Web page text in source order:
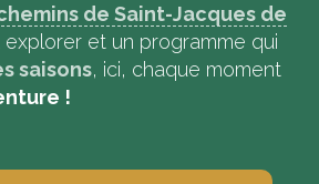
de Saint-Jacques de
explorer et un programme qui
saisons, ici, chaque moment
!